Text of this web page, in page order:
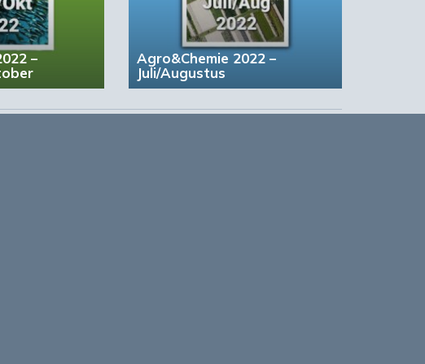
zouden
voor de
–
Agro&Chemie 2022 –
Juli/Augustus